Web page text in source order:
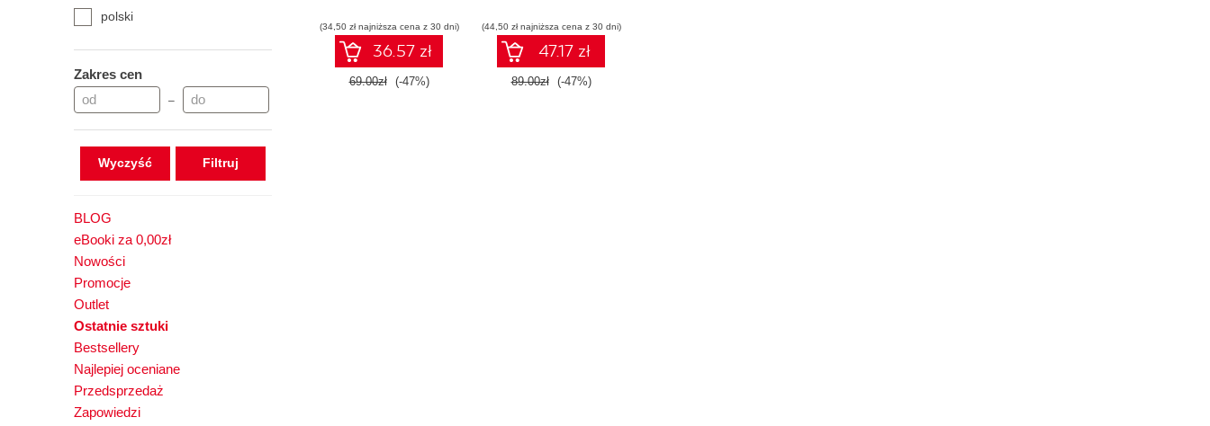
polski
Zakres cen
–
Wyczyść
BLOG
eBooki za 0,00zł
Nowości
Promocje
Outlet
Ostatnie sztuki
Bestsellery
Najlepiej oceniane
Przedsprzedaż
Zapowiedzi
(34,50 zł najniższa cena z 30 dni)
36.57 zł
69.00zł (-47%)
(44,50 zł najniższa cena z 30 dni)
47.17 zł
89.00zł (-47%)